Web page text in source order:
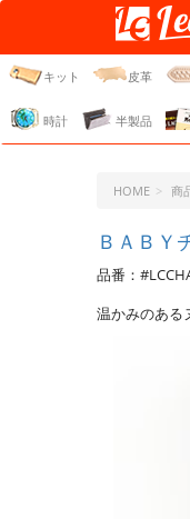
レザー
ジェー
キット 皮革
時計 半製品
HOME 商
ＢＡＢＹ
品番：
温かみのある